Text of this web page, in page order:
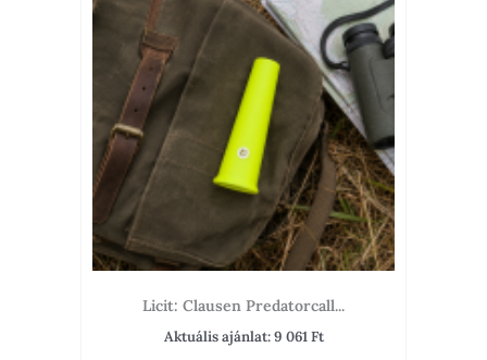
Licit: Clausen Predatorcall...
Aktuális ajánlat:9 061Ft